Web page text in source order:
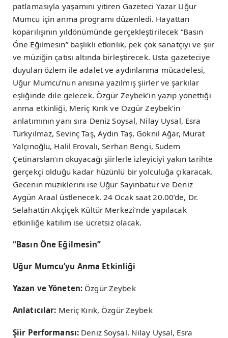
patlamasıyla yaşamını yitiren Gazeteci Yazar Uğur
Mumcu için anma programı düzenledi. Hayattan
koparılışının yıldönümünde gerçekleştirilecek “Basın
Öne Eğilmesin” başlıklı etkinlik, pek çok sanatçıyı ve şiir
ve müziğin çatısı altında birleştirecek. Usta gazeteciye
duyulan özlem ile adalet ve aydınlanma mücadelesi,
Uğur Mumcu’nun anısına yazılmış şiirler ve şarkılar
eşliğinde dile gelecek. Özgür Zeybek’in yazıp yönettiği
anma etkinliği, Meriç Kırık ve Özgür Zeybek’in
anlatımının yanı sıra Deniz Soysal, Nilay Uysal, Esra
Türkyılmaz, Sevinç Taş, Aydın Taş, Göknil Ağar, Murat
Yalçınoğlu, Halil Erovalı, Serhan Bengi, Sudem
Çetinarslan’ın okuyacağı şiirlerle izleyiciyi yakın tarihte
gerçekçi olduğu kadar hüzünlü bir yolculuğa çıkaracak.
Gecenin müziklerini ise Uğur Sayınbatur ve Deniz
Aygün Araal üstlenecek. 24 Ocak saat 20.00’de, Dr.
Selahattin Akçiçek Kültür Merkezi’nde yapılacak
etkinliğe katılım ise ücretsiz olacak.
“Basın Öne Eğilmesin”
Uğur Mumcu’yu Anma Etkinliği
Yazan ve Yöneten: Özgür Zeybek
Anlatıcılar: Meriç Kırık, Özgür Zeybek
Şiir Performansı: Deniz Soysal, Nilay Uysal, Esra